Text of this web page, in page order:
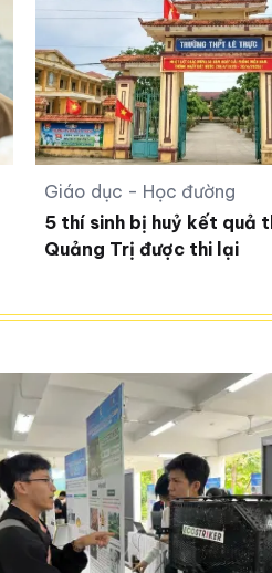
Giáo dục - Học đường
5 thí sinh bị huỷ kết quả
Quảng Trị được thi lại